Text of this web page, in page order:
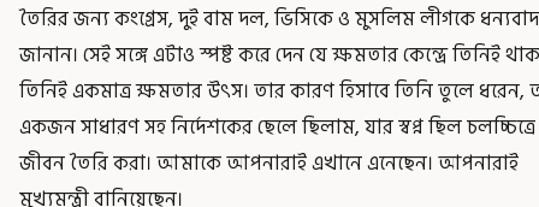
তৈরির জন্য কংগ্রেস, দুই বাম দল, ভিসিকে ও মুসলিম লীগকে ধন্যবাদ
জানান। সেই সঙ্গে এটাও স্পষ্ট করে দেন যে ক্ষমতার কেন্দ্রে তিনিই
তিনিই একমাত্র ক্ষমতার উৎস। তার কারণ হিসাবে তিনি তুলে
একজন সাধারণ সহ নির্দেশকের ছেলে ছিলাম, যার স্বপ্ন ছিল চলচ্চিত্রে
জীবন তৈরি করা। আমাকে আপনারাই এখানে এনেছেন। আপনারাই
মুখ্যমন্ত্রী বানিয়েছেন।